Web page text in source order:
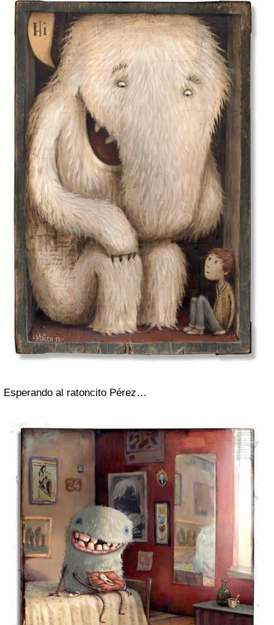
Esperando al ratoncito Pérez…